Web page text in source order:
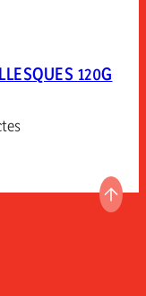
120G